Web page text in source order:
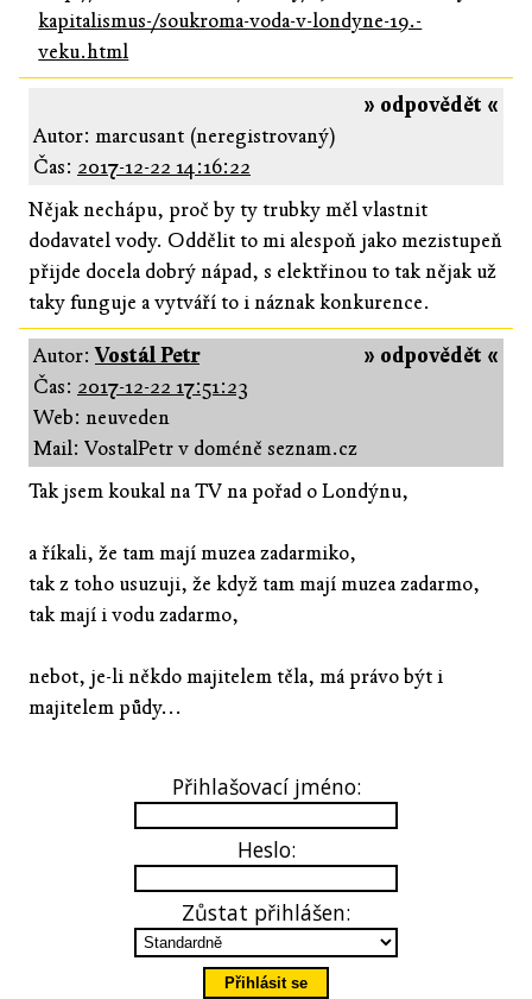
kapitalismus-/soukroma-voda-v-londyne-19.-
veku.html
» odpovědět «
Autor: marcusant (neregistrovaný)
Čas: 2017-12-22 14:16:22
Nějak nechápu, proč by ty trubky měl vlastnit
dodavatel vody. Oddělit to mi alespoň jako mezistupeň
přijde docela dobrý nápad, s elektřinou to tak nějak už
taky funguje a vytváří to i náznak konkurence.
» odpovědět «
Autor:Vostál Petr
Čas: 2017-12-22 17:51:23
Web: neuveden
Mail: VostalPetr v doméně seznam.cz
Tak jsem koukal na TV na pořad o Londýnu,
a říkali, že tam mají muzea zadarmiko,
tak z toho usuzuji, že když tam mají muzea zadarmo,
tak mají i vodu zadarmo,
nebot, je-li někdo majitelem těla, má právo být i
majitelem půdy...
Přihlašovací jméno:
Heslo:
Zůstat přihlášen: